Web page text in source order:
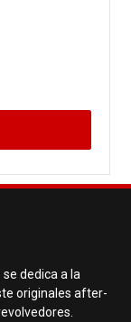
dedica a la
originales after-